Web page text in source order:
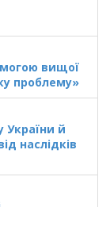
вищої
проблему»
України й
наслідків